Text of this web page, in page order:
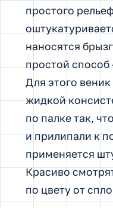
простого
наносятся
простой способ
Для этого
жидкой
по палке так,
и прилипали к
применяется
Красиво
по цвету от